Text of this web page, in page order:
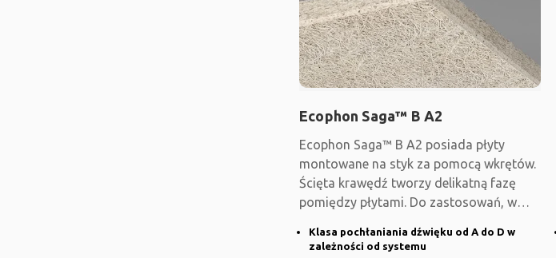
Ecophon Saga™ B A2
Ecophon Saga™ B A2 posiada płyty
montowane na styk za pomocą wkrętów.
Ścięta krawędź tworzy delikatną fazę
pomiędzy płytami. Do zastosowań, w
Klasa pochłaniania dźwięku od A do D w
zależności od systemu